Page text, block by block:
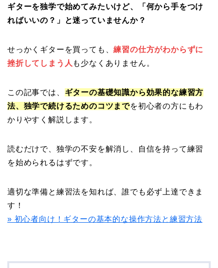
ギターを独学で始めてみたいけど、「何から手をつけ
ればいいの？」と迷っていませんか？
せっかくギターを買っても、練習の仕方がわからずに
挫折してしまう人 も少なくありません。
この記事では、 ギターの基礎知識から効果的な練習方
法、独学で続けるためのコツまでを初心者の方にもわ
かりやすく解説します。
読むだけで、独学の不安を解消し、自信を持って練習
を始められるはずです。
適切な準備と練習法を知れば、誰でも必ず上達できま
す！
» 初心者向け！ギターの基本的な操作方法と練習方法